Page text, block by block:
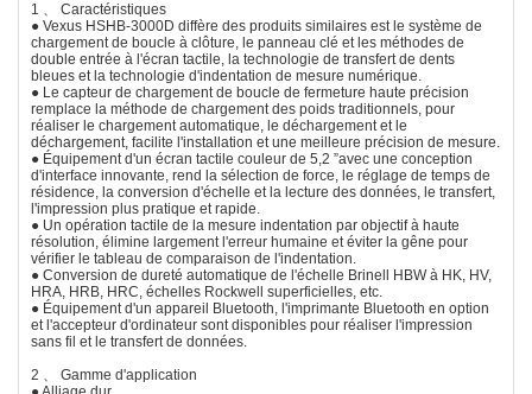
1 、 Caractéristiques
● Vexus HSHB-3000D diffère des produits similaires est le système de
chargement de boucle à clôture, le panneau clé et les méthodes de
double entrée à l'écran tactile, la technologie de transfert de dents
bleues et la technologie d'indentation de mesure numérique.
● Le capteur de chargement de boucle de fermeture haute précision
remplace la méthode de chargement des poids traditionnels, pour
réaliser le chargement automatique, le déchargement et le
déchargement, facilite l'installation et une meilleure précision de mesure.
● Équipement d'un écran tactile couleur de 5,2 ”avec une conception
d'interface innovante, rend la sélection de force, le réglage de temps de
résidence, la conversion d'échelle et la lecture des données, le transfert,
l'impression plus pratique et rapide.
● Un opération tactile de la mesure indentation par objectif à haute
résolution, élimine largement l'erreur humaine et éviter la gêne pour
vérifier le tableau de comparaison de l'indentation.
● Conversion de dureté automatique de l'échelle Brinell HBW à HK, HV,
HRA, HRB, HRC, échelles Rockwell superficielles, etc.
● Équipement d'un appareil Bluetooth, l'imprimante Bluetooth en option
et l'accepteur d'ordinateur sont disponibles pour réaliser l'impression
sans fil et le transfert de données.
2 、 Gamme d'application